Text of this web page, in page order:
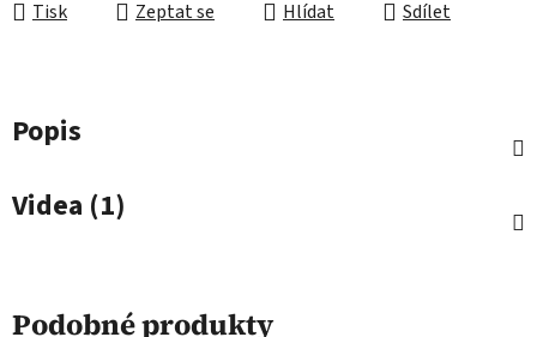
Tisk Zeptat se Hlídat Sdílet
Popis
Videa (1)
Podobné produkty